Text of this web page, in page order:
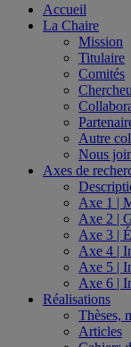
Accueil
La Chaire
Mission
Titulaire
Comités
Autre
Nous
Axes de
Axe 1 |
Axe 2 |
Axe 3 |
Axe 4 |
Axe 5 |
Axe 6 |
Réalisations
Thèses,
Articles